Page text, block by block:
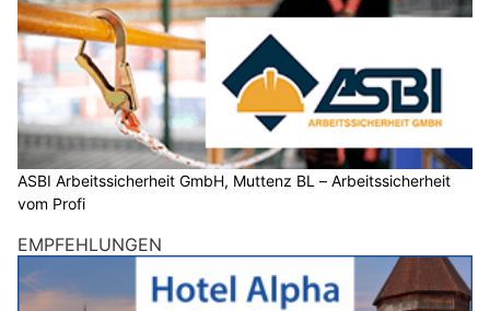
ASBI Arbeitssicherheit GmbH, Muttenz BL – Arbeitssicherheit
vom Profi
EMPFEHLUNGEN